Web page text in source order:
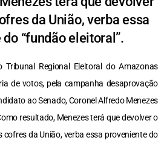
da União, verba essa
“fundão eleitoral”.
Tribunal Regional Eleitoral do Amazonas
de votos, pela campanha desaprovação
ao Senado, Coronel Alfredo Menezes
resultado, Menezes terá que devolver o
cofres da União, verba essa proveniente do